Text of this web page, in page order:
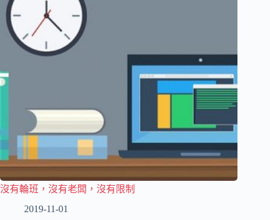
沒有輪班，沒有老闆，沒有限制
2019-11-01